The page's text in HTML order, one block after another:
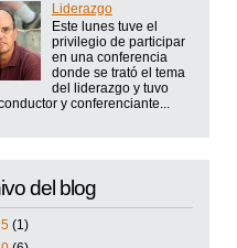
Liderazgo
Este lunes tuve el
privilegio de participar
en una conferencia
donde se trató el tema
del liderazgo y tuvo
y conferenciante...
del blog
(1)